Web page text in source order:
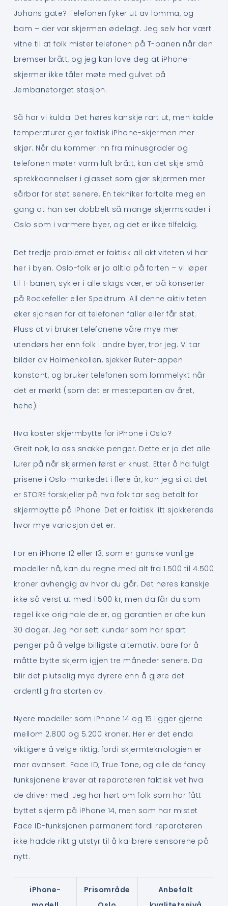
Johans gate? Telefonen fyker ut av lomma, og
bam – der var skjermen ødelagt. Jeg selv har vært
vitne til at folk mister telefonen på T-banen når den
bremser brått, og jeg kan love deg at iPhone-
skjermer ikke tåler møte med gulvet på
Jernbanetorget stasjon.
Så har vi kulda. Det høres kanskje rart ut, men kalde
temperaturer gjør faktisk iPhone-skjermen mer
skjør. Når du kommer inn fra minusgrader og
telefonen møter varm luft brått, kan det skje små
sprekkdannelser i glasset som gjør skjermen mer
sårbar for støt senere. En tekniker fortalte meg en
gang at han ser dobbelt så mange skjermskader i
Oslo som i varmere byer, og det er ikke tilfeldig.
Det tredje problemet er faktisk all aktiviteten vi har
her i byen. Oslo-folk er jo alltid på farten – vi løper
til T-banen, sykler i alle slags vær, er på konserter
på Rockefeller eller Spektrum. All denne aktiviteten
øker sjansen for at telefonen faller eller får støt.
Pluss at vi bruker telefonene våre mye mer
utendørs her enn folk i andre byer, tror jeg. Vi tar
bilder av Holmenkollen, sjekker Ruter-appen
konstant, og bruker telefonen som lommelykt når
det er mørkt (som det er mesteparten av året,
hehe).
Hva koster skjermbytte for iPhone i Oslo?
Greit nok, la oss snakke penger. Dette er jo det alle
lurer på når skjermen først er knust. Etter å ha fulgt
prisene i Oslo-markedet i flere år, kan jeg si at det
er STORE forskjeller på hva folk tar seg betalt for
skjermbytte på iPhone. Det er faktisk litt sjokkerende
hvor mye variasjon det er.
For en iPhone 12 eller 13, som er ganske vanlige
modeller nå, kan du regne med alt fra 1.500 til 4.500
kroner avhengig av hvor du går. Det høres kanskje
ikke så verst ut med 1.500 kr, men da får du som
regel ikke originale deler, og garantien er ofte kun
30 dager. Jeg har sett kunder som har spart
penger på å velge billigste alternativ, bare for å
måtte bytte skjerm igjen tre måneder senere. Da
blir det plutselig mye dyrere enn å gjøre det
ordentlig fra starten av.
Nyere modeller som iPhone 14 og 15 ligger gjerne
mellom 2.800 og 5.200 kroner. Her er det enda
viktigere å velge riktig, fordi skjermteknologien er
mer avansert. Face ID, True Tone, og alle de fancy
funksjonene krever at reparatøren faktisk vet hva
de driver med. Jeg har hørt om folk som har fått
byttet skjerm på iPhone 14, men som har mistet
Face ID-funksjonen permanent fordi reparatøren
ikke hadde riktig utstyr til å kalibrere sensorene på
nytt.
iPhone-
Prisområde
Anbefalt